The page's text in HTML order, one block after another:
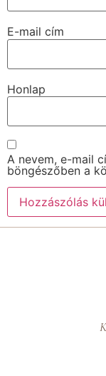
E-mail cím
Honlap
A nevem, e-mail
böngészőben a